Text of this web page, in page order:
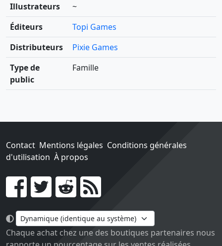
Illustrateurs
~
Éditeurs
Topi Games
Distributeurs
Pixie Games
Type de
public
Famille
Contact Mentions légales Conditions générales
d'utilisation À propos
Go !
Chaque achat chez une des boutiques partenaires nous